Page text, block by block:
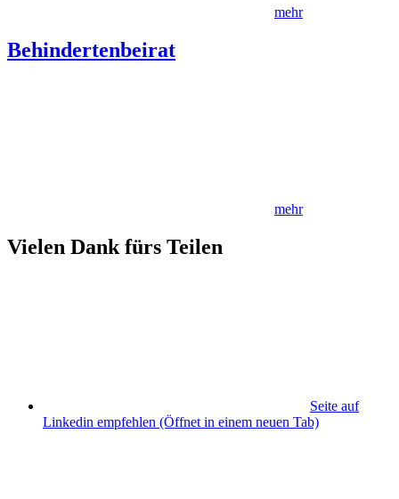
mehr
Behindertenbeirat
mehr
Vielen Dank fürs Teilen
Seite auf
Linkedin empfehlen (Öffnet in einem neuen Tab)